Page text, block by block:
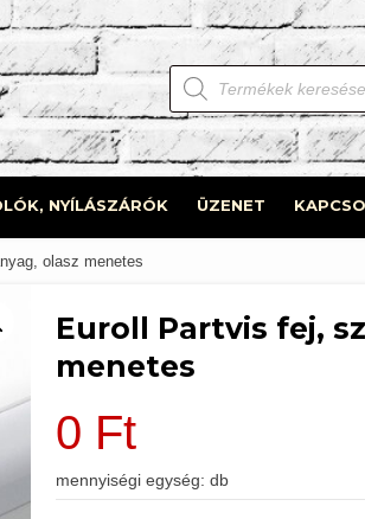
Products
search
NYÍLÁSZÁRÓK ÜZENET
olasz menetes
Euroll Partvis fej,
menetes
0 Ft
mennyiségi egység: db